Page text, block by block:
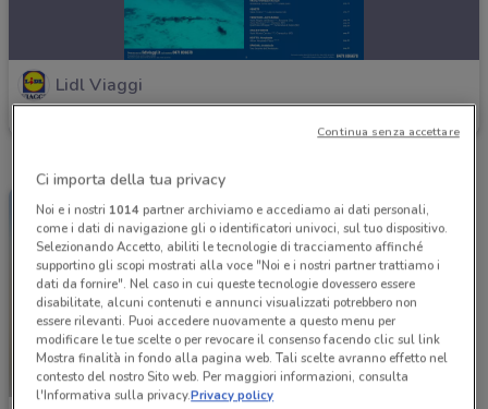
Lidl Viaggi
Ci importa della tua privacy
Noi e i nostri 1014partner archiviamo e accediamo ai dati personali,
come i dati di navigazione gli o identificatori univoci, sul tuo dispositivo.
Selezionando Accetto, abiliti le tecnologie di tracciamento affinché
supportino gli scopi mostrati alla voce "Noi e i nostri partner trattiamo i
dati da fornire". Nel caso in cui queste tecnologie dovessero essere
disabilitate, alcuni contenuti e annunci visualizzati potrebbero non
essere rilevanti. Puoi accedere nuovamente a questo menu per
modificare le tue scelte o per revocare il consenso facendo clic sul link
Mostra finalità in fondo alla pagina web. Tali scelte avranno effetto nel
contesto del nostro Sito web. Per maggiori informazioni, consulta
l'Informativa sulla privacy.Privacy policy
Continua senza accettare